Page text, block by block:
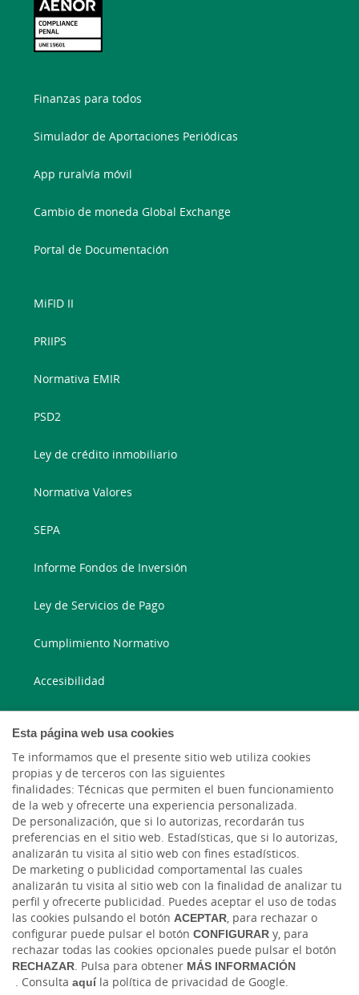
Esta página web usa cookies
Te informamos que el presente sitio web utiliza cookies
propias y de terceros con las siguientes
finalidades: Técnicas que permiten el buen funcionamiento
de la web y ofrecerte una experiencia personalizada.
De personalización, que si lo autorizas, recordarán tus
preferencias en el sitio web. Estadísticas, que si lo autorizas,
analizarán tu visita al sitio web con fines estadísticos.
De marketing o publicidad comportamental las cuales
analizarán tu visita al sitio web con la finalidad de analizar tu
perfil y ofrecerte publicidad. Puedes aceptar el uso de todas
las cookies pulsando el botón ACEPTAR, para rechazar o
configurar puede pulsar el botón CONFIGURAR y, para
rechazar todas las cookies opcionales puede pulsar el botón
RECHAZAR. Pulsa para obtener MÁS INFORMACIÓN
. Consulta aquíla política de privacidad de Google.
Finanzas para todos
Simulador de Aportaciones Periódicas
App ruralvía móvil
Cambio de moneda Global Exchange
Portal de Documentación
MiFID II
PRIIPS
Normativa EMIR
PSD2
Ley de crédito inmobiliario
Normativa Valores
SEPA
Informe Fondos de Inversión
Ley de Servicios de Pago
Cumplimiento Normativo
Accesibilidad
Blog ruralvía
Blog Joven In
Facebook
LinkedIn
Tablón de anuncios Aviso legal Política de cookies Protección de datos